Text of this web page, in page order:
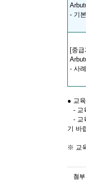
- 기
[중급
- 사
● 교
- 교
- 교
기 바
※ 교
첨부